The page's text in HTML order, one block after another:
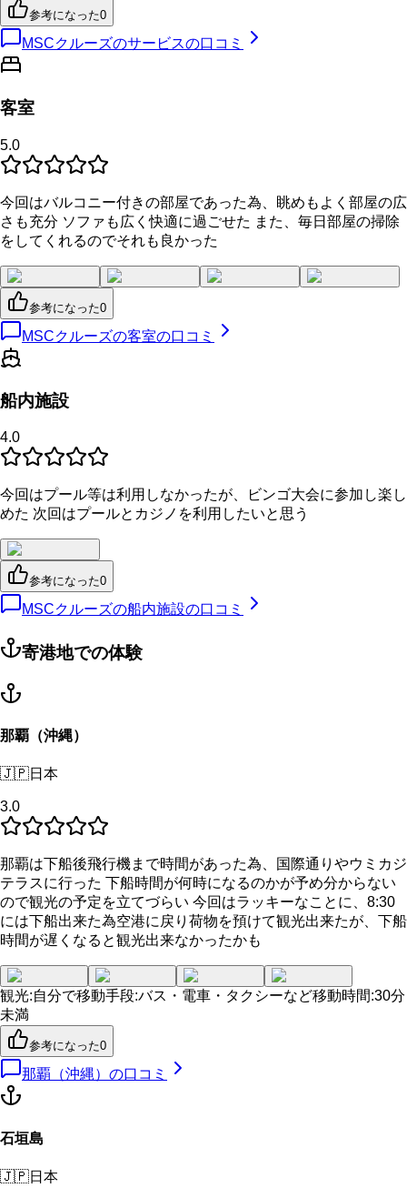
参考になった0
MSCクルーズのサービスの口コミ
客室
5.0
今回はバルコニー付きの部屋であった為、眺めもよく部屋の広
さも充分 ソファも広く快適に過ごせた また、毎日部屋の掃除
をしてくれるのでそれも良かった
参考になった0
MSCクルーズの客室の口コミ
船内施設
4.0
今回はプール等は利用しなかったが、ビンゴ大会に参加し楽し
めた 次回はプールとカジノを利用したいと思う
参考になった0
MSCクルーズの船内施設の口コミ
寄港地での体験
那覇（沖縄）
🇯🇵日本
3.0
那覇は下船後飛行機まで時間があった為、国際通りやウミカジ
テラスに行った 下船時間が何時になるのかが予め分からない
ので観光の予定を立てづらい 今回はラッキーなことに、8:30
には下船出来た為空港に戻り荷物を預けて観光出来たが、下船
時間が遅くなると観光出来なかったかも
観光:自分で移動手段:バス・電車・タクシーなど移動時間:30分
未満
参考になった0
那覇（沖縄） の口コミ
石垣島
🇯🇵日本